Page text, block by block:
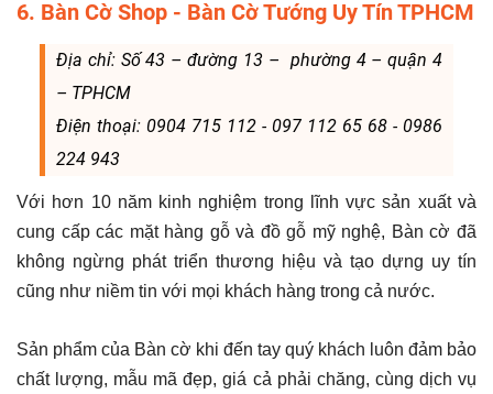
6. Bàn Cờ Shop - Bàn Cờ Tướng Uy Tín TPHCM
Địa chỉ: Số 43 – đường 13 – phường 4 – quận 4
– TPHCM
Điện thoại: 0904 715 112 - 097 112 65 68 - 0986
224 943
Với hơn 10 năm kinh nghiệm trong lĩnh vực sản xuất và
cung cấp các mặt hàng gỗ và đồ gỗ mỹ nghệ, Bàn cờ đã
không ngừng phát triển thương hiệu và tạo dựng uy tín
cũng như niềm tin với mọi khách hàng trong cả nước.
Sản phẩm của Bàn cờ khi đến tay quý khách luôn đảm bảo
chất lượng, mẫu mã đẹp, giá cả phải chăng, cùng dịch vụ